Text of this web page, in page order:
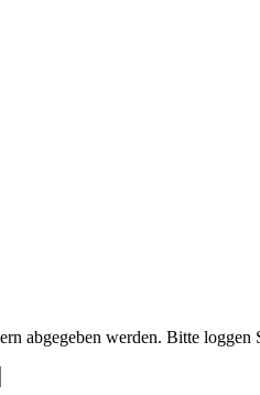
abgegeben werden. Bitte